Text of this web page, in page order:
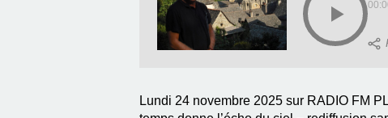
Lundi 24 novembre 2025 sur RADIO FM